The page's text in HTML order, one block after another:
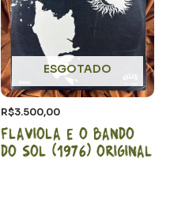
ESGOTADO
R$3.500,00
Flaviola e o bando
do sol (1976) Original